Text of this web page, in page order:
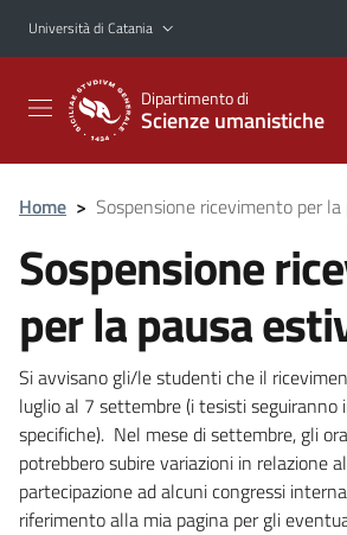
Vai al contenuto principale
Vai al menu di navigazione
Università di Catania
Dipartimento di
Scienze umanistiche
Home > Sospensione ricevimento per
Sospensione
per la pausa
Si avvisano gli/le studenti che il
luglio al 7 settembre (i tesisti seguiranno
specifiche). Nel mese di settembre, gli
potrebbero subire variazioni in relazione
partecipazione ad alcuni congressi
riferimento alla mia pagina per gli